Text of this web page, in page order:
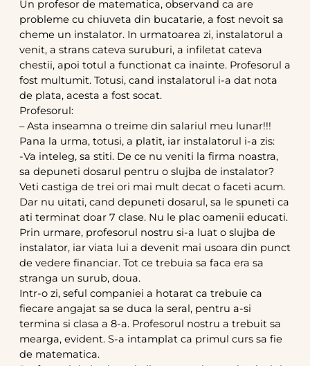
Un profesor de matematica, observand ca are
probleme cu chiuveta din bucatarie, a fost nevoit sa
cheme un instalator. In urmatoarea zi, instalatorul a
venit, a strans cateva suruburi, a infiletat cateva
chestii, apoi totul a functionat ca inainte. Profesorul a
fost multumit. Totusi, cand instalatorul i-a dat nota
de plata, acesta a fost socat.
Profesorul:
– Asta inseamna o treime din salariul meu lunar!!!
Pana la urma, totusi, a platit, iar instalatorul i-a zis:
-Va inteleg, sa stiti. De ce nu veniti la firma noastra,
sa depuneti dosarul pentru o slujba de instalator?
Veti castiga de trei ori mai mult decat o faceti acum.
Dar nu uitati, cand depuneti dosarul, sa le spuneti ca
ati terminat doar 7 clase. Nu le plac oamenii educati.
Prin urmare, profesorul nostru si-a luat o slujba de
instalator, iar viata lui a devenit mai usoara din punct
de vedere financiar. Tot ce trebuia sa faca era sa
stranga un surub, doua.
Intr-o zi, seful companiei a hotarat ca trebuie ca
fiecare angajat sa se duca la seral, pentru a-si
termina si clasa a 8-a. Profesorul nostru a trebuit sa
mearga, evident. S-a intamplat ca primul curs sa fie
de matematica.